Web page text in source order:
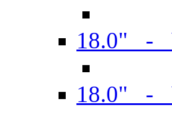
18.0" -
18.0" -